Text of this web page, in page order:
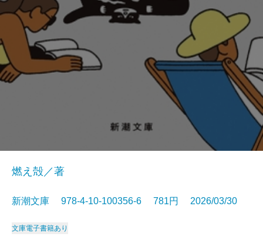
燃え殻／著
新潮文庫 978-4-10-100356-6 781円 2026/03/30
文庫電子書籍あり